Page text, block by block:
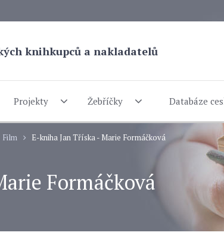
knihkupců a nakladatelů
Projekty Žebříčky Databáze
Film E-kniha Jan Tříska - Marie Formáčková
Formáčková